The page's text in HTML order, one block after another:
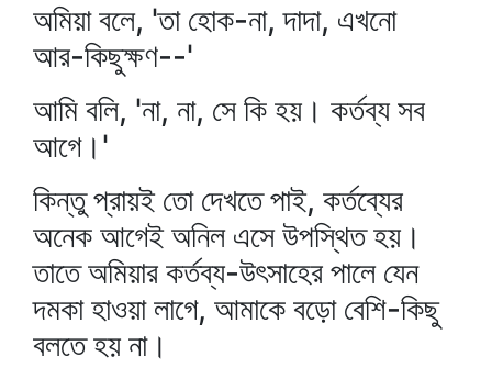
অমিয়া বলে, 'তা হোক-না, দাদা, এখনো
আর-কিছুক্ষণ--'
আমি বলি, 'না, না, সে কি হয়। কর্তব্য সব
আগে।'
কিন্তু প্রায়ই তো দেখতে পাই, কর্তব্যের
অনেক আগেই অনিল এসে উপস্থিত হয়।
তাতে অমিয়ার কর্তব্য-উৎসাহের পালে যেন
দমকা হাওয়া লাগে, আমাকে বড়ো বেশি-কিছু
বলতে হয় না।